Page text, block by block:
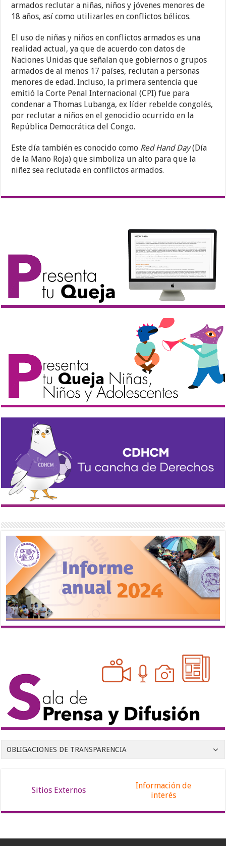
armados reclutar a niñas, niños y jóvenes menores de
18 años, así como utilizarles en conflictos bélicos.
El uso de niñas y niños en conflictos armados es una
realidad actual, ya que de acuerdo con datos de
Naciones Unidas que señalan que gobiernos o grupos
armados de al menos 17 países, reclutan a personas
menores de edad. Incluso, la primera sentencia que
emitió la Corte Penal Internacional (CPI) fue para
condenar a Thomas Lubanga, ex líder rebelde congolés,
por reclutar a niños en el genocidio ocurrido en la
República Democrática del Congo.
Este día también es conocido como Red Hand Day(Día
de la Mano Roja) que simboliza un alto para que la
niñez sea reclutada en conflictos armados.
OBLIGACIONES DE TRANSPARENCIA
Sitios Externos
Información de
interés